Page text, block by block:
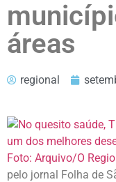
áreas
regional
pelo jornal Folha de